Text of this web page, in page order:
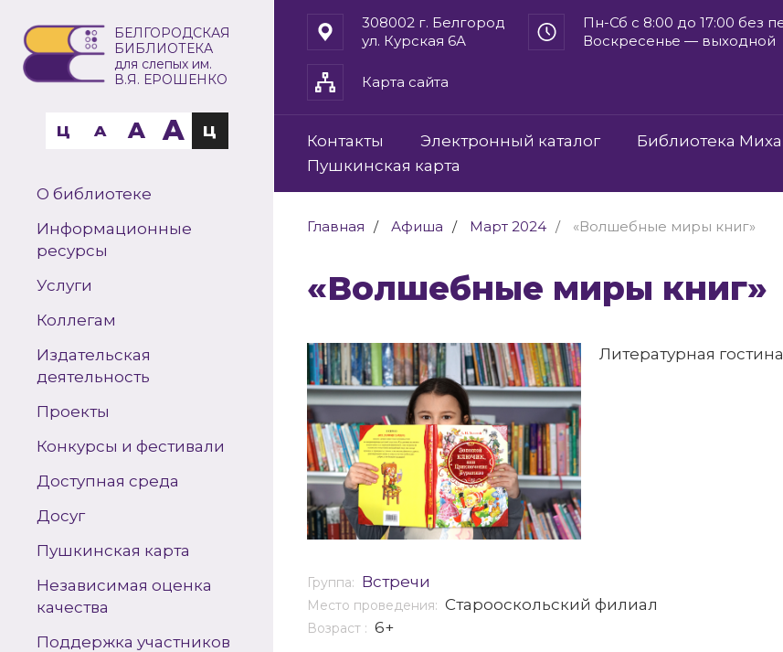
БЕЛГОРОДСКАЯ
БИБЛИОТЕКА
для слепых им.
В.Я. ЕРОШЕНКО
Ц A A A Ц
О библиотеке
Информационные
ресурсы
Услуги
Коллегам
Издательская
деятельность
Проекты
Конкурсы и фестивали
Доступная среда
Досуг
Пушкинская карта
Независимая оценка
качества
Поддержка участников
308002 г. Белгород
ул. Курская 6А
Пн-Сб с 8:00 до 17:00 без
Воскресенье — выходной
Карта сайта
Контакты Электронный каталог
Библиотека
Пушкинская карта
Главная Афиша Март 2024 «Волшебные миры книг»
«Волшебные миры книг»
Литературная
Группа: Встречи
Место проведения: Старооскольский филиал
Возраст : 6+